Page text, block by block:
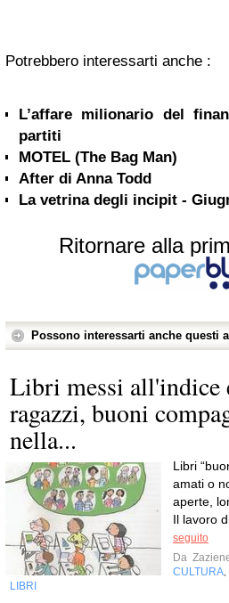
Potrebbero interessarti anche :
L’affare milionario del
partiti
MOTEL (The Bag Man)
After di Anna Todd
La vetrina degli incipit -
Ritornare alla
Possono interessarti anche questi
Libri messi all'indice
ragazzi, buoni
nella...
Libri
amati o
aperte,
Il lavoro
seguito
Da
CULTURA
LIBRI